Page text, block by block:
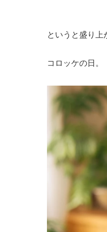
というと盛り上
コロッケの日。